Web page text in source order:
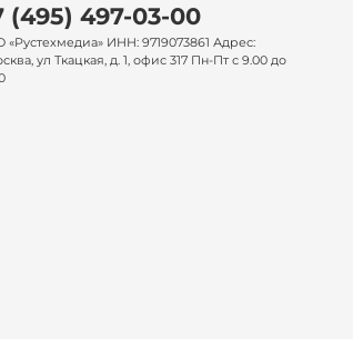
(495) 497-03-00
ИНН: 9719073861 Адрес:
ул Ткацкая, д. 1, офис 317 Пн-Пт с 9.00 до